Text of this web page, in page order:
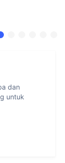
dan
untuk